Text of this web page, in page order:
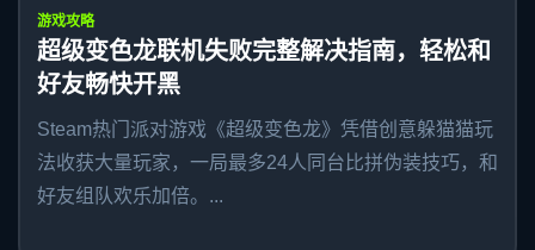
游戏攻略
超级变色龙联机失败完整解决指南，轻松和
好友畅快开黑
Steam热门派对游戏《超级变色龙》凭借创意躲猫猫玩
法收获大量玩家，一局最多24人同台比拼伪装技巧，和
好友组队欢乐加倍。...